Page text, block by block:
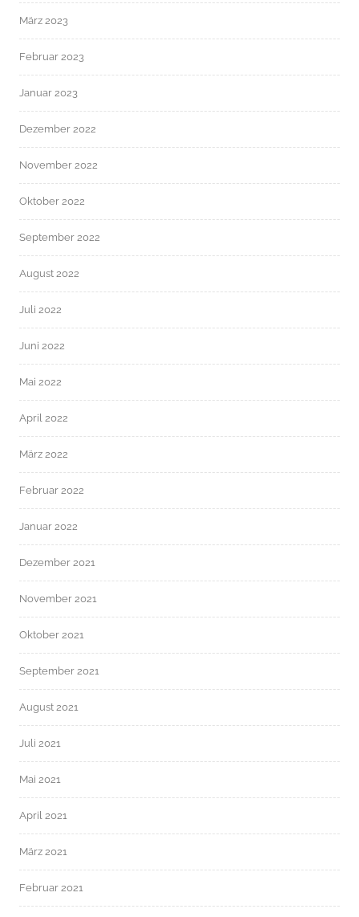
März 2023
Februar 2023
Januar 2023
Dezember 2022
November 2022
Oktober 2022
September 2022
August 2022
Juli 2022
Juni 2022
Mai 2022
April 2022
März 2022
Februar 2022
Januar 2022
Dezember 2021
November 2021
Oktober 2021
September 2021
August 2021
Juli 2021
Mai 2021
April 2021
März 2021
Februar 2021